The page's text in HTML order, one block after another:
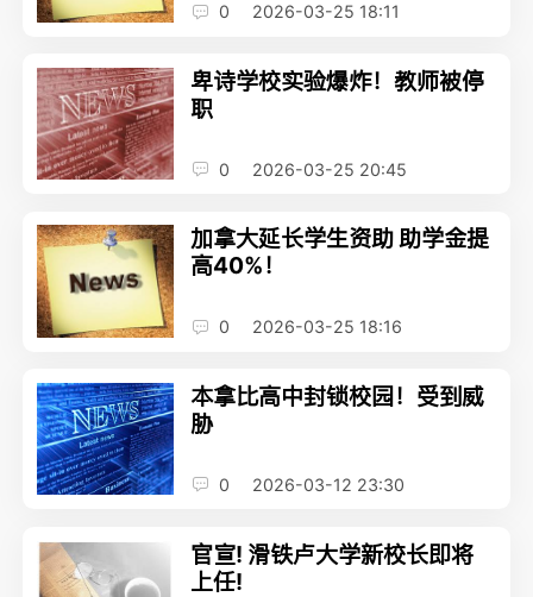
0 2026-03-25 18:11
卑诗学校实验爆炸！教师被停
职
0 2026-03-25 20:45
加拿大延长学生资助 助学金提
高40%！
0 2026-03-25 18:16
本拿比高中封锁校园！受到威
胁
0 2026-03-12 23:30
官宣! 滑铁卢大学新校长即将
上任!